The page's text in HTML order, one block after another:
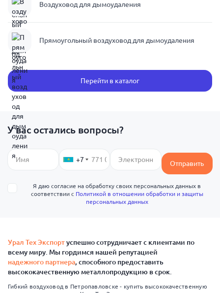
Воздуховод для дымоудаления
Прямоугольный воздуховод для дымоудаления
Перейти в каталог
У вас остались вопросы?
+7 Отправить
Я даю согласие на обработку своих персональных данных в
соответствии с Политикой в отношении обработки и защиты
персональных данных
Урал Тех Экспортуспешно сотрудничает с клиентами по
всему миру. Мы гордимся нашей репутацией
надежного партнера, способного предоставить
высококачественную металлопродукцию в срок.
Гибкий воздуховод в Петропавловске - купить высококачественную